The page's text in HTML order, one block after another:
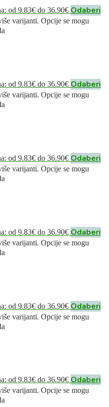
od 9.83€ do 36.90€ Odaberi
varijanti. Opcije se mogu
od 9.83€ do 36.90€ Odaberi
varijanti. Opcije se mogu
od 9.83€ do 36.90€ Odaberi
varijanti. Opcije se mogu
od 9.83€ do 36.90€ Odaberi
varijanti. Opcije se mogu
od 9.83€ do 36.90€ Odaberi
varijanti. Opcije se mogu
od 9.83€ do 36.90€ Odaberi
varijanti. Opcije se mogu